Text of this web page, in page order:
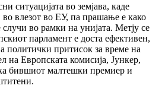
ситуацијата во земјава, каде
влезот во ЕУ, па прашање е како
во рамки на унијата. Метју се
парламент е доста ефективен,
политички притисок за време на
на Европската комисија, Јункер,
бившиот малтешки премиер и